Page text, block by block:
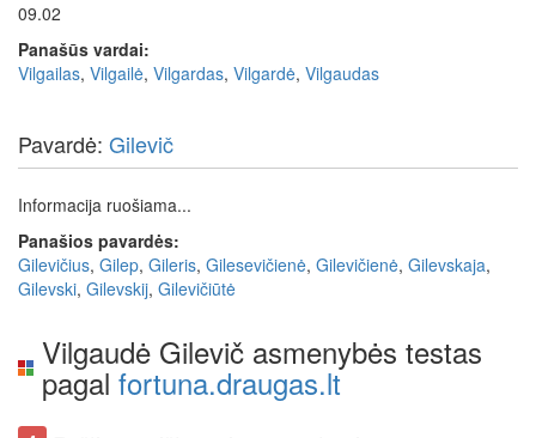
09.02
Panašūs vardai:
Vilgailas, Vilgailė, Vilgardas, Vilgardė, Vilgaudas
Pavardė: Gilevič
Informacija ruošiama...
Panašios pavardės:
Gilevičius, Gilep, Gileris, Gilesevičienė, Gilevičienė, Gilevskaja,
Gilevski, Gilevskij, Gilevičiūtė
Vilgaudė Gilevič asmenybės testas
pagal fortuna.draugas.lt